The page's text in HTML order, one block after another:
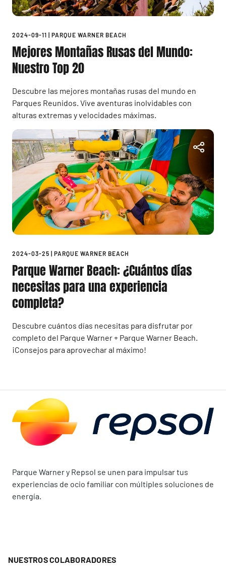
2024-09-11 PARQUE WARNER BEACH
Mejores Montañas Rusas del Mundo:
Nuestro Top 20
Descubre las mejores montañas rusas del mundo en
Parques Reunidos. Vive aventuras inolvidables con
alturas extremas y velocidades máximas.
2024-03-25 PARQUE WARNER BEACH
Parque Warner Beach: ¿Cuántos días
necesitas para una experiencia
completa?
Descubre cuántos días necesitas para disfrutar por
completo del Parque Warner + Parque Warner Beach.
¡Consejos para aprovechar al máximo!
Parque Warner y Repsol se unen para impulsar tus
experiencias de ocio familiar con múltiples soluciones de
energía.
NUESTROS COLABORADORES